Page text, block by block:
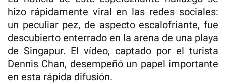
hizo rápidamente viral en las redes sociales:
un peculiar pez, de aspecto escalofriante, fue
descubierto enterrado en la arena de una playa
de Singapur. El vídeo, captado por el turista
Dennis Chan, desempeñó un papel importante
en esta rápida difusión.